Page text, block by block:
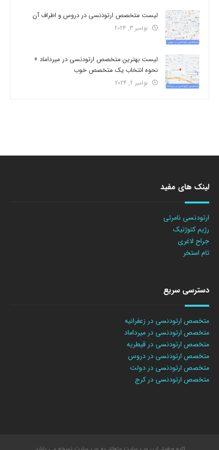
لیست متخصص ارتودنسی در دروس و اطراف آن
نوامبر 3, 2024
لیست بهترین متخصص ارتودنسی در میرداماد +
نحوه انتخاب یک متخصص خوب
نوامبر 2, 2024
لینک های مفید
ارتودنسی نامرئی
رژیم کتوژنیک
جراح لاغری
تام استخر
دسترسی سریع
متخصص ارتودنسی در زعفرانیه
متخصص ارتودنسی در میرداماد
متخصص ارتودنسی در قیطریه
متخصص ارتودنسی در دروس
متخصص ارتودنسی در دولت
متخصص ارتودنسی در کرج